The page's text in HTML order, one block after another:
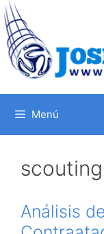
Saltar
al
contenido
Menú
Análisis